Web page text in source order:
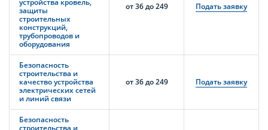
устройства кровель,
защиты
строительных
конструкций,
трубопроводов и
оборудования
от 36 до 249 Подать заявку
Безопасность
строительства и
качество устройства
электрических сетей
и линий связи
от 36 до 249 Подать заявку
Безопасность
строительства и